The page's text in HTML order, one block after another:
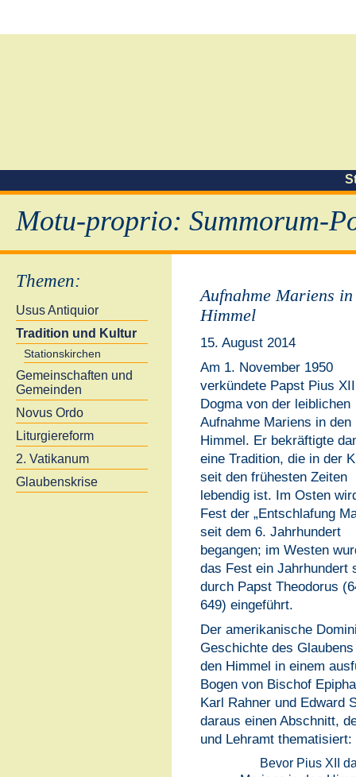
Motu-proprio: Summorum-
Themen:
Usus Antiquior
Tradition und Kultur
Stationskirchen
Gemeinschaften und
Gemeinden
Novus Ordo
Liturgiereform
2. Vatikanum
Glaubenskrise
Aufnahme Mariens in
Himmel
15. August 2014
Am 1. November 1950
verkündete Papst Pius
Dogma von der leiblichen
Aufnahme Mariens in den
Himmel. Er bekräftigte
eine Tradition, die in der
seit den frühesten Zeiten
lebendig ist. Im Osten
Fest der „Entschlafung
seit dem 6. Jahrhundert
begangen; im Westen
das Fest ein Jahrhundert
durch Papst Theodorus
649) eingeführt.
Der amerikanische
Geschichte des
den Himmel in einem
Bogen von Bischof
Karl Rahner und Edward
daraus einen Abschnitt,
und Lehramt thematisiert:
Bevor Pius XII